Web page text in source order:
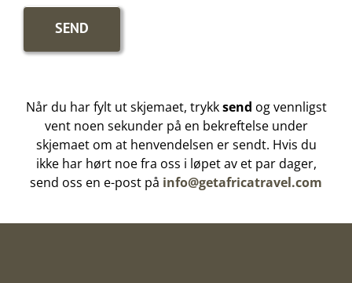
Når du har fylt ut skjemaet, trykksend og vennligst
vent noen sekunder på en bekreftelse under
skjemaet om at henvendelsen er sendt. Hvis du
ikke har hørt noe fra oss i løpet av et par dager,
send oss en e-post på info@getafricatravel.com